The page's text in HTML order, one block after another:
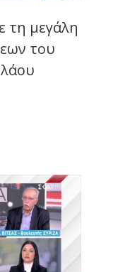
τη μεγάλη
του